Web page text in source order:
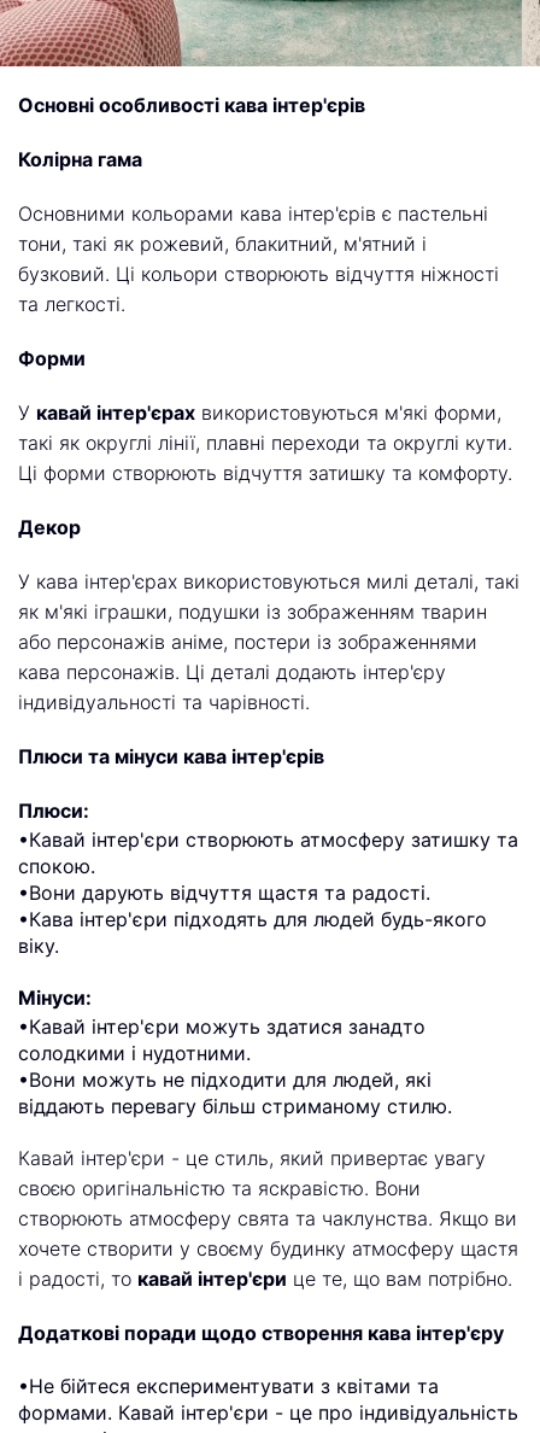
Основні особливості кава інтер'єрів
Колірна гама
Основними кольорами кава інтер'єрів є пастельні
тони, такі як рожевий, блакитний, м'ятний і
бузковий. Ці кольори створюють відчуття ніжності
та легкості.
Форми
У кавай інтер'єрах використовуються м'які форми,
такі як округлі лінії, плавні переходи та округлі кути.
Ці форми створюють відчуття затишку та комфорту.
Декор
У кава інтер'єрах використовуються милі деталі, такі
як м'які іграшки, подушки із зображенням тварин
або персонажів аніме, постери із зображеннями
кава персонажів. Ці деталі додають інтер'єру
індивідуальності та чарівності.
Плюси та мінуси кава інтер'єрів
Плюси:
•Кавай інтер'єри створюють атмосферу затишку та
спокою.
•Вони дарують відчуття щастя та радості.
•Кава інтер'єри підходять для людей будь-якого
віку.
Мінуси:
•Кавай інтер'єри можуть здатися занадто
солодкими і нудотними.
•Вони можуть не підходити для людей, які
віддають перевагу більш стриманому стилю.
Кавай інтер'єри - це стиль, який привертає увагу
своєю оригінальністю та яскравістю. Вони
створюють атмосферу свята та чаклунства. Якщо ви
хочете створити у своєму будинку атмосферу щастя
і радості, то кавай інтер'єри це те, що вам потрібно.
Додаткові поради щодо створення кава інтер'єру
•Не бійтеся експериментувати з квітами та
формами. Кавай інтер'єри - це про індивідуальність